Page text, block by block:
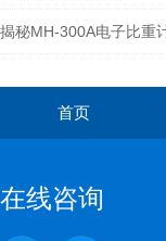
首页
在线咨询